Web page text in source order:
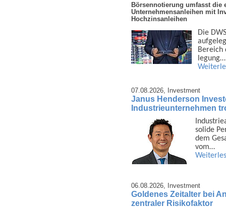
Börsennotierung umfasst die
Unternehmensanleihen mit
Hochzinsanleihen
Die
Bereich
legung…
07.08.2026, Investment
Janus Henderson
Industrieunternehmen
solide
dem
vom…
06.08.2026, Investment
Goldenes Zeitalter bei
zentraler Risikofaktor